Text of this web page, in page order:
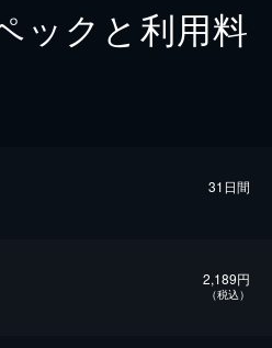
ックと利用料
31日間
2,189円
（税込）